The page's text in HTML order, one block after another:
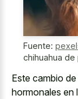
Fuente:
chihuahua
Este cambio de
hormonales en